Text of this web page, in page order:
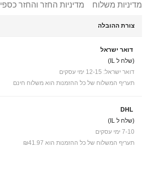
מדיניות משלוח מדיניות החזר והחזר כספי
צורת ההובלה
דואר ישראל
(שלח ל IL)
דואר ישראל: 12-15 ימי עסקים
תעריף המשלוח של כל ההזמנות הוא משלוח חינם
DHL
(שלח ל IL)
7-10 ימי עסקים
תעריף המשלוח של כל ההזמנות הוא ₪41.97